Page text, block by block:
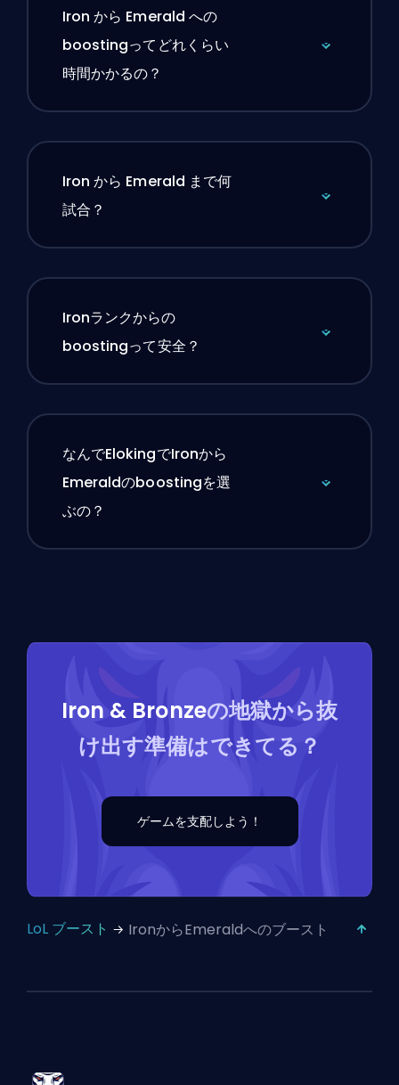
Iron から Emerald への
boostingってどれくらい
時間かかるの？
Iron から Emerald まで何
試合？
Ironランクからの
boostingって安全？
なんでElokingでIronから
Emeraldのboostingを選
ぶの？
Iron & Bronzeの地獄から抜
け出す準備はできてる？
ゲームを支配しよう！
LoL ブースト IronからEmeraldへのブースト